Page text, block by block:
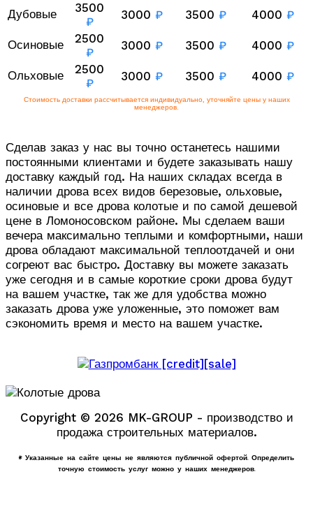
Дубовые
3500
₽
3000 ₽ 3500 ₽ 4000 ₽
Осиновые
2500
₽
3000 ₽ 3500 ₽ 4000 ₽
Ольховые
2500
₽
3000 ₽ 3500 ₽ 4000 ₽
Стоимость доставки рассчитывается индивидуально, уточняйте цены у наших
менеджеров.
Сделав заказ у нас вы точно останетесь нашими
постоянными клиентами и будете заказывать нашу
доставку каждый год. На наших складах всегда в
наличии дрова всех видов березовые, ольховые,
осиновые и все дрова колотые и по самой дешевой
цене в Ломоносовском районе. Мы сделаем ваши
вечера максимально теплыми и комфортными, наши
дрова обладают максимальной теплоотдачей и они
согреют вас быстро. Доставку вы можете заказать
уже сегодня и в самые короткие сроки дрова будут
на вашем участке, так же для удобства можно
заказать дрова уже уложенные, это поможет вам
сэкономить время и место на вашем участке.
Copyright © 2026 MK-GROUP - производство и
продажа строительных материалов.
* Указанные на сайте цены не являются публичной офертой. Определить
точную стоимость услуг можно у наших менеджеров.